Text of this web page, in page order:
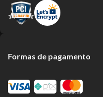
Formas de pagamento